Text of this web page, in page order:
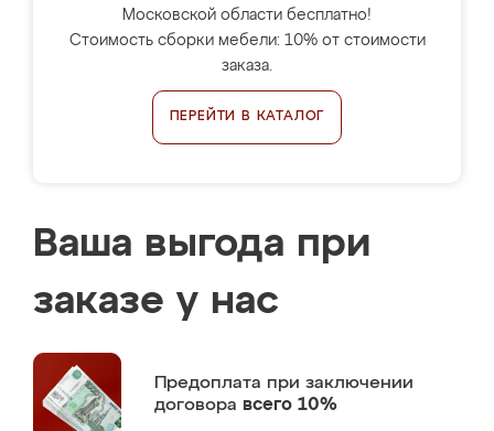
Московской области бесплатно!
Стоимость сборки мебели: 10% от стоимости
заказа.
ПЕРЕЙТИ В КАТАЛОГ
Ваша выгода при
заказе у нас
Предоплата при заключении
договора всего 10%